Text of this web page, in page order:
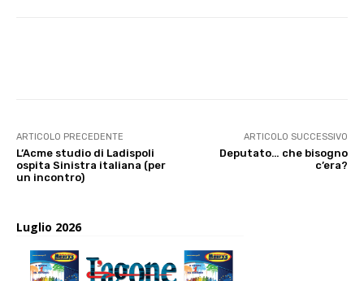
ARTICOLO PRECEDENTE
L’Acme studio di Ladispoli
ospita Sinistra italiana (per
un incontro)
ARTICOLO SUCCESSIVO
Deputato… che bisogno
c’era?
Luglio 2026